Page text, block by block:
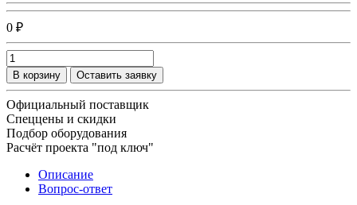
0 ₽
В корзину Оставить заявку
Официальный поставщик
Спеццены и скидки
Подбор оборудования
Расчёт проекта "под ключ"
Описание
Вопрос-ответ